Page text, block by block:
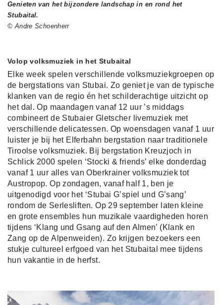
Genieten van het bijzondere landschap in en rond het
Stubaital.
© Andre Schoenherr
Volop volksmuziek in het Stubaital
Elke week spelen verschillende volksmuziekgroepen op
de bergstations van Stubai. Zo geniet je van de typische
klanken van de regio én het schilderachtige uitzicht op
het dal.Op maandagen vanaf 12 uur ’s middags
combineert de Stubaier Gletscher livemuziek met
verschillende delicatessen. Op woensdagen vanaf 1 uur
luister je bij het Elferbahn bergstation naar traditionele
Tiroolse volksmuziek. Bij bergstation Kreuzjoch in
Schlick 2000 spelen ‘Stocki & friends’ elke donderdag
vanaf 1 uur alles van Oberkrainer volksmuziek tot
Austropop. Op zondagen, vanaf half 1, ben je
uitgenodigd voor het ‘Stubai G’spiel und G’sang’
rondom de Serlesliften. Op 29 september laten kleine
en grote ensembles hun muzikale vaardigheden horen
tijdens ‘Klang und Gsang auf den Almen’ (Klank en
Zang op de Alpenweiden). Zo krijgen bezoekers een
stukje cultureel erfgoed van het Stubaital mee tijdens
hun vakantie in de herfst.